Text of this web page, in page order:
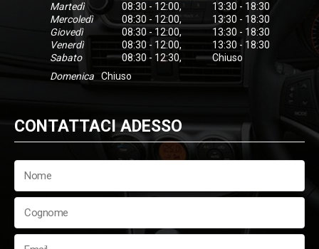
Martedì
08:30 - 12:00,
13:30 - 18:30
Mercoledì
08:30 - 12:00,
13:30 - 18:30
Giovedì
08:30 - 12:00,
13:30 - 18:30
Venerdì
08:30 - 12:00,
13:30 - 18:30
Sabato
08:30 - 12:30,
Chiuso
Domenica
Chiuso
CONTATTACI ADESSO